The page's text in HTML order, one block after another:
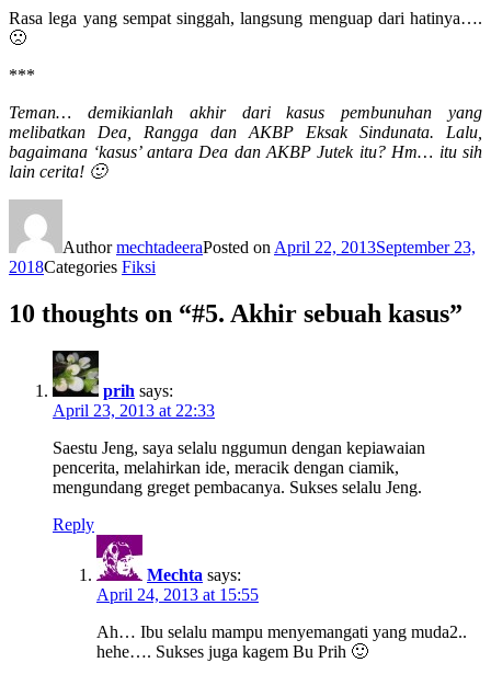
Rasa lega yang sempat singgah, langsung menguap dari hatinya….
🙁
***
Teman… demikianlah akhir dari kasus pembunuhan yang
melibatkan Dea, Rangga dan AKBP Eksak Sindunata. Lalu,
bagaimana ‘kasus’ antara Dea dan AKBP Jutek itu? Hm… itu sih
lain cerita! 🙂
AuthormechtadeeraPosted on April 22, 2013September 23,
2018Categories Fiksi
10 thoughts on “#5. Akhir sebuah kasus”
prih says:
April 23, 2013 at 22:33
Saestu Jeng, saya selalu nggumun dengan kepiawaian
pencerita, melahirkan ide, meracik dengan ciamik,
mengundang greget pembacanya. Sukses selalu Jeng.
Reply
Mechta says:
April 24, 2013 at 15:55
Ah… Ibu selalu mampu menyemangati yang muda2..
hehe…. Sukses juga kagem Bu Prih 🙂